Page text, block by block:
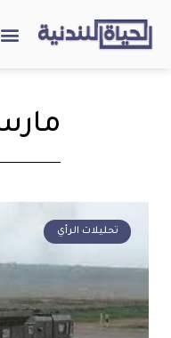
مارس 4,
تحليلات الرأي